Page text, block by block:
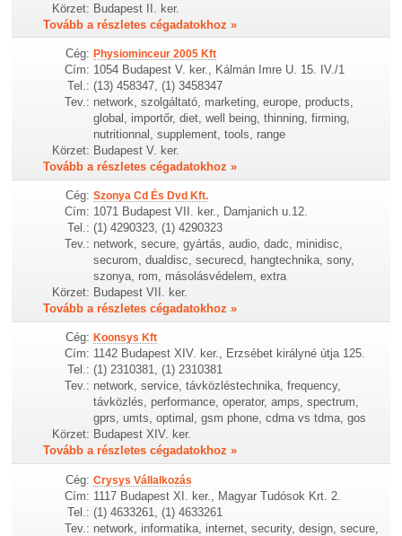
Körzet: Budapest II. ker.
Tovább a részletes cégadatokhoz »
Cég: Physiominceur 2005 Kft
Cím: 1054 Budapest V. ker., Kálmán Imre U. 15. IV./1
Tel.: (13) 458347, (1) 3458347
Tev.: network, szolgáltató, marketing, europe, products,
global, importőr, diet, well being, thinning, firming,
nutritionnal, supplement, tools, range
Körzet: Budapest V. ker.
Tovább a részletes cégadatokhoz »
Cég: Szonya Cd És Dvd Kft.
Cím: 1071 Budapest VII. ker., Damjanich u.12.
Tel.: (1) 4290323, (1) 4290323
Tev.: network, secure, gyártás, audio, dadc, minidisc,
securom, dualdisc, securecd, hangtechnika, sony,
szonya, rom, másolásvédelem, extra
Körzet: Budapest VII. ker.
Tovább a részletes cégadatokhoz »
Cég: Koonsys Kft
Cím: 1142 Budapest XIV. ker., Erzsébet királyné útja 125.
Tel.: (1) 2310381, (1) 2310381
Tev.: network, service, távközléstechnika, frequency,
távközlés, performance, operator, amps, spectrum,
gprs, umts, optimal, gsm phone, cdma vs tdma, gos
Körzet: Budapest XIV. ker.
Tovább a részletes cégadatokhoz »
Cég: Crysys Vállalkozás
Cím: 1117 Budapest XI. ker., Magyar Tudósok Krt. 2.
Tel.: (1) 4633261, (1) 4633261
Tev.: network, informatika, internet, security, design, secure,